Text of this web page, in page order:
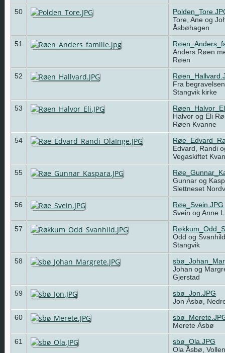
50
Tore, Ane og
Åsbøhagen
51
Anders Røen
Røen
52
Fra
Stangvik kirke
53
Halvor og Eli
Røen Kvanne
54
Edvard, Randi
Vegaskiftet
55
Gunnar og
Slettneset
56
Røe_Svein.JPG
Svein og Anne
57
Odd og
Stangvik
58
Johan og
Gjerstad
59
sbø_Jon.JPG
Jon Åsbø,
60
Merete Åsbø
61
sbø_Ola.JPG
Ola Åsbø,